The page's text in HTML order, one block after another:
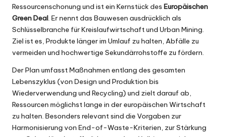
Ressourcenschonung und ist ein Kernstück des Europäischen
Green Deal. Er nennt das Bauwesen ausdrücklich als
Schlüsselbranche für Kreislaufwirtschaft und Urban Mining.
Ziel ist es, Produkte länger im Umlauf zu halten, Abfälle zu
vermeiden und hochwertige Sekundärrohstoffe zu fördern.
Der Plan umfasst Maßnahmen entlang des gesamten
Lebenszyklus (von Design und Produktion bis
Wiederverwendung und Recycling) und zielt darauf ab,
Ressourcen möglichst lange in der europäischen Wirtschaft
zu halten. Besonders relevant sind die Vorgaben zur
Harmonisierung von End-of-Waste-Kriterien, zur Stärkung